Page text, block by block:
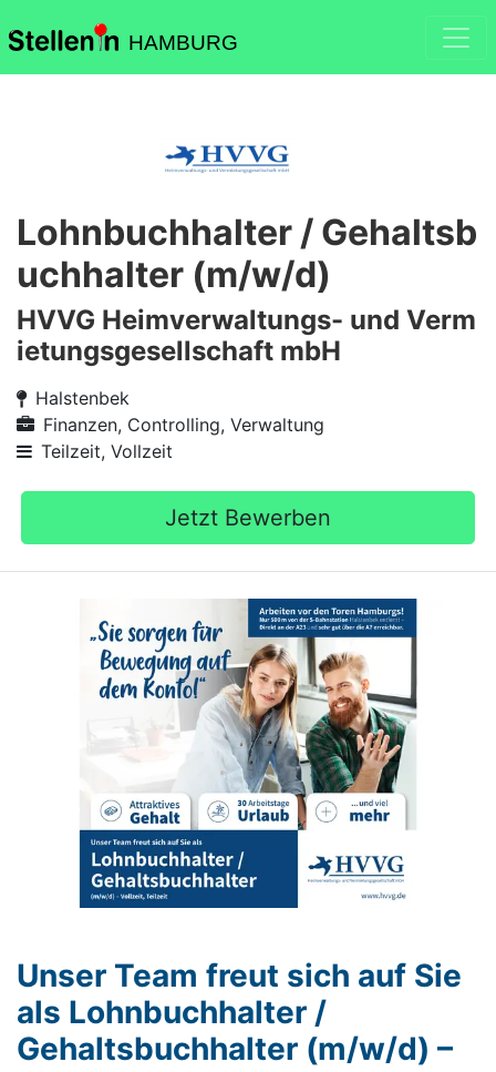
HAMBURG
Lohnbuchhalter / Gehaltsb
uchhalter (m/w/d)
HVVG Heimverwaltungs- und Verm
ietungsgesellschaft mbH
Halstenbek
Finanzen, Controlling, Verwaltung
Teilzeit, Vollzeit
Jetzt Bewerben
Unser Team freut sich auf Sie
als Lohnbuchhalter /
Gehaltsbuchhalter (m/w/d) –